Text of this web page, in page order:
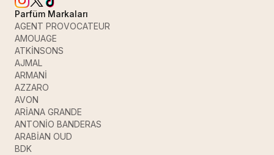
Parfüm Markaları
AGENT PROVOCATEUR
AMOUAGE
ATKİNSONS
AJMAL
ARMANİ
AZZARO
AVON
ARİANA GRANDE
ANTONİO BANDERAS
ARABİAN OUD
BDK